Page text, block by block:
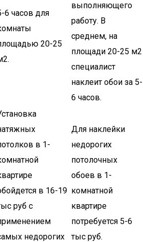
6 часов для
20-25
выполняющего
работу. В
среднем, на
площади 20-25 м2
специалист
наклеит обои за 5-
6 часов.
в 1-
в 16-19
руб с
недорогих
Для наклейки
недорогих
потолочных
обоев в 1-
комнатной
квартире
потребуется 5-6
тыс руб.